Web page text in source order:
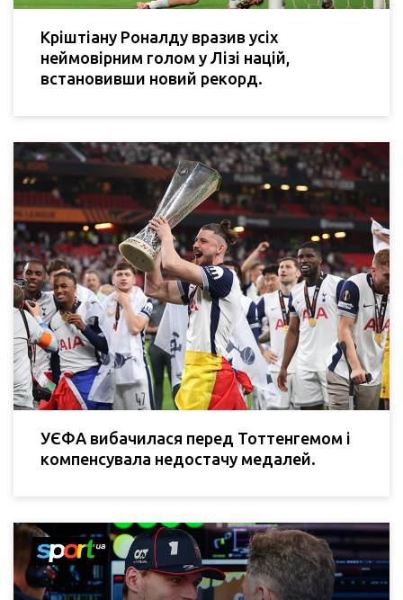
Кріштіану Роналду вразив усіх
неймовірним голом у Лізі націй,
встановивши новий рекорд.
УЄФА вибачилася перед Тоттенгемом і
компенсувала недостачу медалей.